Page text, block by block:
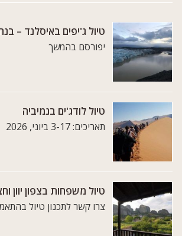
טיול ג'יפים באיסלנד –
יפורסם בהמשך
טיול לודג'ים בנמיביה
תאריכים: 3-17 ביוני, 2026
טיול משפחות בצפון יוון
צרו קשר לתכנון טיול